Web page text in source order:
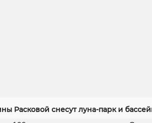
Расковой снесут луна-парк и